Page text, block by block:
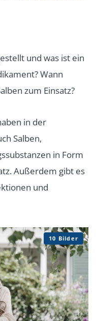
und was ist ein
Wann
zum Einsatz?
in der
Salben,
in Form
Außerdem gibt es
und
10 Bilder